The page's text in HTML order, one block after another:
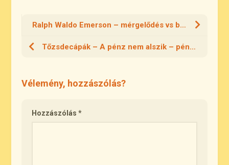
Ralph Waldo Emerson – mérgelődés vs boldogság
Tőzsdecápák – A pénz nem alszik – pénz vs idő
Vélemény, hozzászólás?
Hozzászólás*